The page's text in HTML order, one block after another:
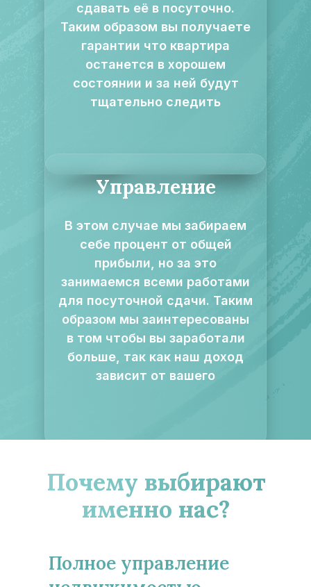
сдавать её в посуточно.
Таким образом вы получаете
гарантии что квартира
останется в хорошем
состоянии и за ней будут
тщательно следить
Управление
В этом случае мы забираем
себе процент от общей
прибыли, но за это
занимаемся всеми работами
для посуточной сдачи. Таким
образом мы заинтересованы
в том чтобы вы заработали
больше, так как наш доход
зависит от вашего
Почему выбирают
именно нас?
Полное управление